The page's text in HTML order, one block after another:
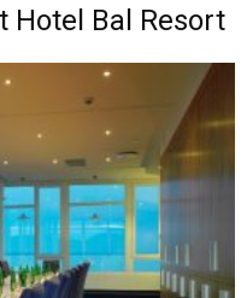
Hotel Bal Resort